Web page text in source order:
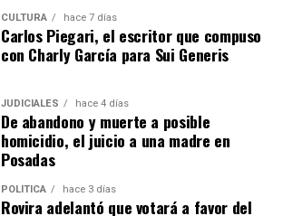
CULTURA hace 7 días
Carlos Piegari, el escritor que compuso
con Charly García para Sui Generis
JUDICIALES hace 4 días
De abandono y muerte a posible
homicidio, el juicio a una madre en
Posadas
POLÍTICA hace 3 días
Rovira adelantó que votará a favor del